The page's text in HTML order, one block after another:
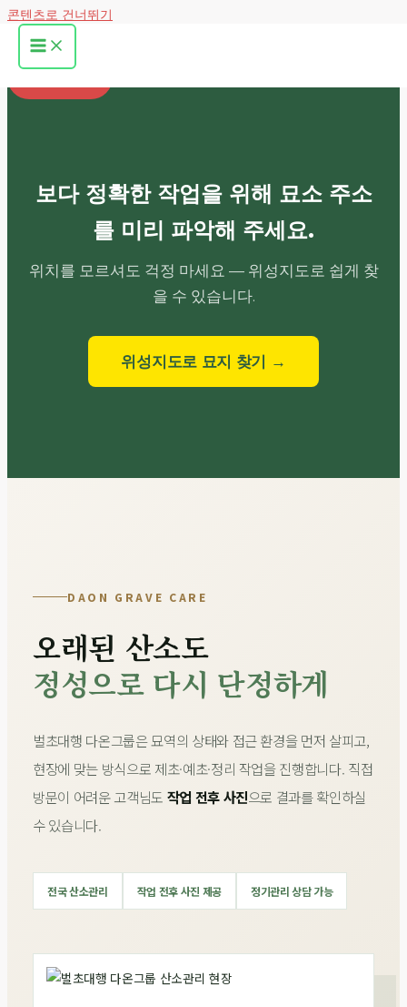
콘텐츠로 건너뛰기
벌초대행
다온그룹
보다 정확한 작업을 위해 묘소 주소
를 미리 파악해 주세요.
위치를 모르셔도 걱정 마세요 — 위성지도로 쉽게 찾
을 수 있습니다.
위성지도로 묘지 찾기 →
DAON GRAVE CARE
오래된 산소도
정성으로 다시 단정하게
벌초대행 다온그룹은 묘역의 상태와 접근 환경을 먼저 살피고,
현장에 맞는 방식으로 제초·예초·정리 작업을 진행합니다. 직접
방문이 어려운 고객님도 작업 전후 사진으로 결과를 확인하실
수 있습니다.
전국 산소관리 작업 전후 사진 제공 정기관리 상담 가능